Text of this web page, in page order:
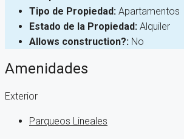
Tipo de Propiedad: Apartamentos
Estado de la Propiedad: Alquiler
Allows construction?: No
Amenidades
Exterior
Parqueos Lineales